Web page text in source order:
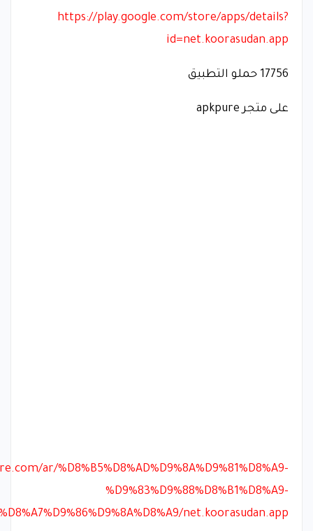
https://play.google.com/store/apps/details?
id=net.koorasudan.app
17756 حملو التطبيق
على متجر apkpure
ar/%D8%B5%D8%AD%D9%8A%D9%81%D8%A9-
%D9%83%D9%88%D8%B1%D8%A9-
net.koorasudan.app